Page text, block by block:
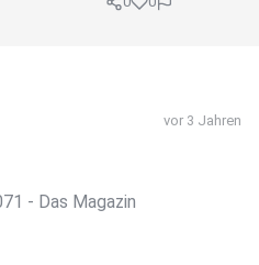
vor 3 Jahren
- Das Magazin